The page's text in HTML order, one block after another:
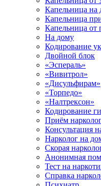
Капельница на
Капельница
Капельница от
На дому
Кодирование
Двойной блок
«Эспераль»
«Вивитрол»
«Дисульфирам»
«Торпедо»
«Налтрексон»
Кодирование
Приём
Консультация
Нарколог на
Скорая
Анонимная
Тест на
Справка